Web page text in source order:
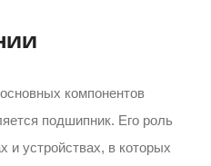
компонентов
подшипник. Его роль
и устройствах, в которых